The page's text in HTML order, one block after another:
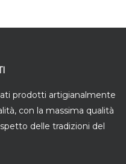
prodotti artigianalmente
con la massima qualità
delle tradizioni del